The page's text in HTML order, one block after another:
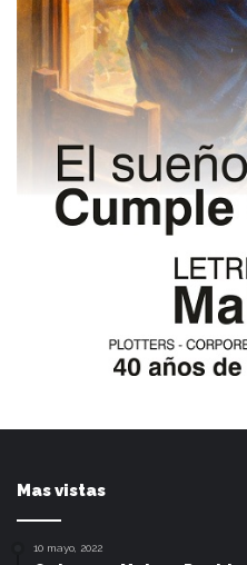
Mas vistas
10 mayo, 2022